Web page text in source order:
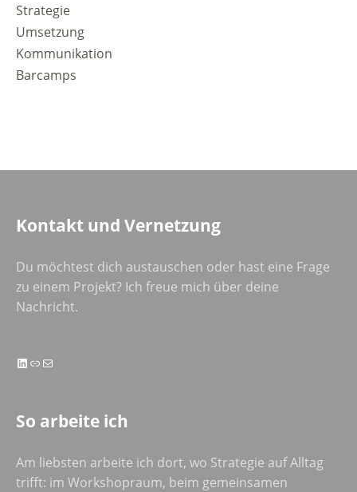
Strategie
Umsetzung
Kommunikation
Barcamps
Kontakt und Vernetzung
Du möchtest dich austauschen oder hast eine Frage
zu einem Projekt? Ich freue mich über deine
Nachricht.
LinkedIn
LinkE-Mail
So arbeite ich
Am liebsten arbeite ich dort, wo Strategie auf Alltag
trifft: im Workshopraum, beim gemeinsamen